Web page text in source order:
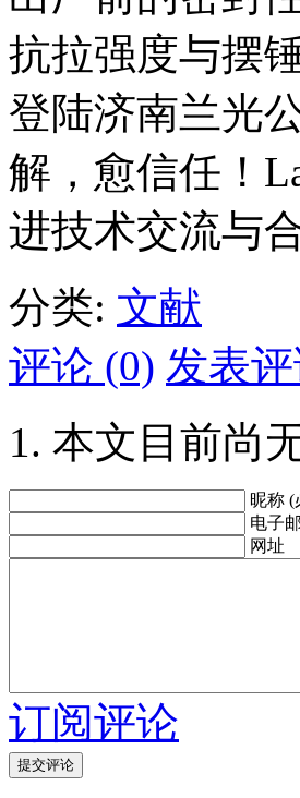
抗拉强度与摆
登陆济南兰光
解，愈信任！
进技术交流与
分类: 文献
评论 (0) 发表
本文目前尚
昵称 (
电子
网址
订阅评论